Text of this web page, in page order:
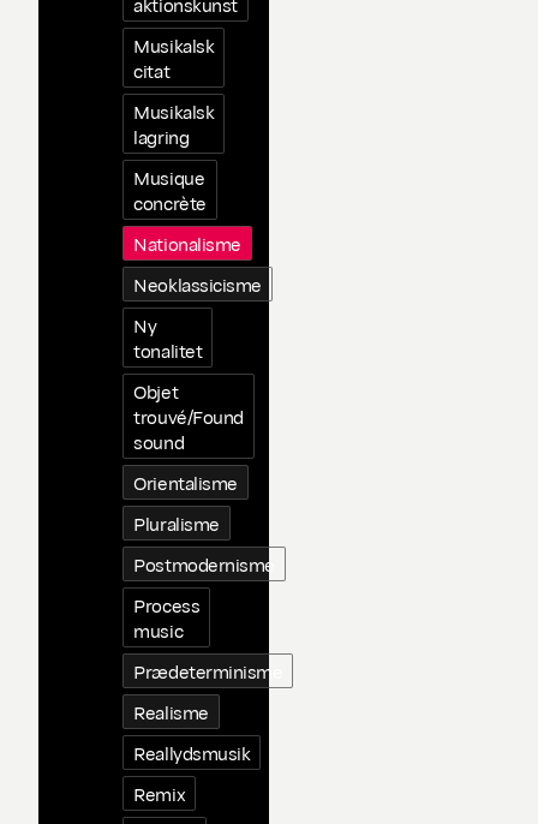
Musikalsk
citat
Musikalsk
lagring
Musique
concrète
Nationalisme
Neoklassicisme
Ny
tonalitet
Objet
trouvé/Found
sound
Orientalisme
Pluralisme
Postmodernisme
Process
music
Prædeterminisme
Realisme
Reallydsmusik
Remix